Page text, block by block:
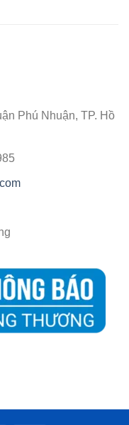
Phú Nhuận, TP. Hồ